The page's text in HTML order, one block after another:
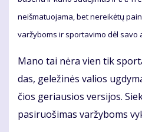
ne­iš­ma­tuo­ja­ma, bet ne­rei­kė­tų
var­žy­boms ir spor­ta­vi­mo dėl sa­vo
Ma­no tai nė­ra vien tik
das, ge­le­ži­nės va­lios
čios ge­riau­sios ver­si­jos.
pa­si­ruo­ši­mas var­žy­boms